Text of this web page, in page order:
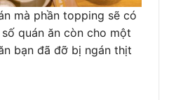
mà phần topping sẽ có
quán ăn còn cho một
bạn đã đỡ bị ngán thịt